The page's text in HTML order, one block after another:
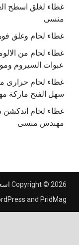
غطاء لغلق اسطح
منسى
غطاء لحام وغلق
غطاء لحام من
عبوات السيروم
غطاء لحام حرارى
سهل الفتح ماركة
غطاء لحام اندكشن
مهندس منسى
Copyright © 2026
andPridMag